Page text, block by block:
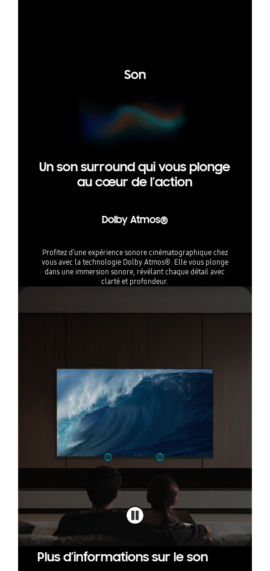
Son
Un son surround qui vous plonge
au cœur de l’action
Dolby Atmos®
Profitez d’une expérience sonore cinématographique chez
vous avec la technologie Dolby Atmos®. Elle vous plonge
dans une immersion sonore, révélant chaque détail avec
clarté et profondeur.
Plus d’informations sur le son